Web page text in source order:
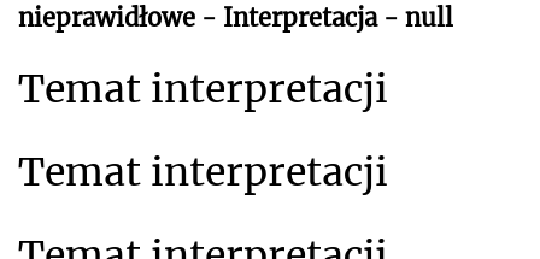
nieprawidłowe - Interpretacja - null
Temat interpretacji
Temat interpretacji